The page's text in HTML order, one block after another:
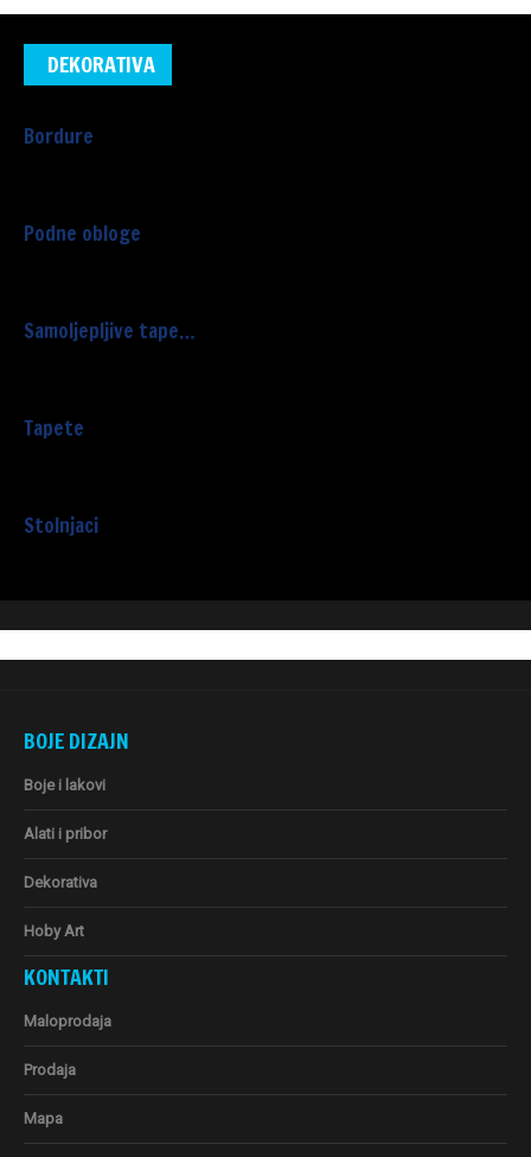
DEKORATIVA
Bordure
Podne obloge
Samoljepljive tape…
Tapete
Stolnjaci
BOJE DIZAJN
Boje i lakovi
Alati i pribor
Dekorativa
Hoby Art
KONTAKTI
Maloprodaja
Prodaja
Mapa